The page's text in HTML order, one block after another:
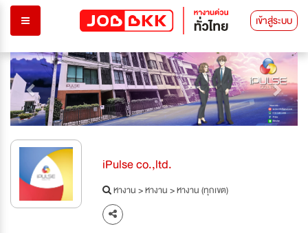
เข้าสู่ระบบ
Previous Next
iPulse co.,ltd.
หางาน>หางาน>หางาน (ทุกเขต)